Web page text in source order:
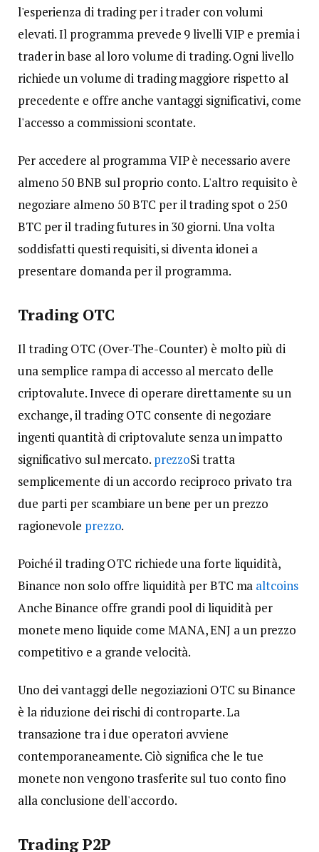
l'esperienza di trading per i trader con volumi
elevati. Il programma prevede 9 livelli VIP e premia i
trader in base al loro volume di trading. Ogni livello
richiede un volume di trading maggiore rispetto al
precedente e offre anche vantaggi significativi, come
l'accesso a commissioni scontate.
Per accedere al programma VIP è necessario avere
almeno 50 BNB sul proprio conto. L'altro requisito è
negoziare almeno 50 BTC per il trading spot o 250
BTC per il trading futures in 30 giorni. Una volta
soddisfatti questi requisiti, si diventa idonei a
presentare domanda per il programma.
Trading OTC
Il trading OTC (Over-The-Counter) è molto più di
una semplice rampa di accesso al mercato delle
criptovalute. Invece di operare direttamente su un
exchange, il trading OTC consente di negoziare
ingenti quantità di criptovalute senza un impatto
significativo sul mercato. prezzoSi tratta
semplicemente di un accordo reciproco privato tra
due parti per scambiare un bene per un prezzo
ragionevole prezzo.
Poiché il trading OTC richiede una forte liquidità,
Binance non solo offre liquidità per BTC ma altcoins
Anche Binance offre grandi pool di liquidità per
monete meno liquide come MANA, ENJ a un prezzo
competitivo e a grande velocità.
Uno dei vantaggi delle negoziazioni OTC su Binance
è la riduzione dei rischi di controparte. La
transazione tra i due operatori avviene
contemporaneamente. Ciò significa che le tue
monete non vengono trasferite sul tuo conto fino
alla conclusione dell'accordo.
Trading P2P